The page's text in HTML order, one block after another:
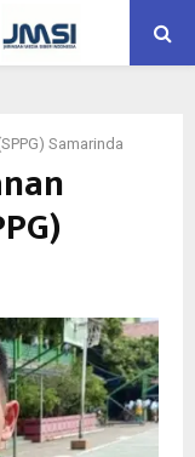
Samarinda